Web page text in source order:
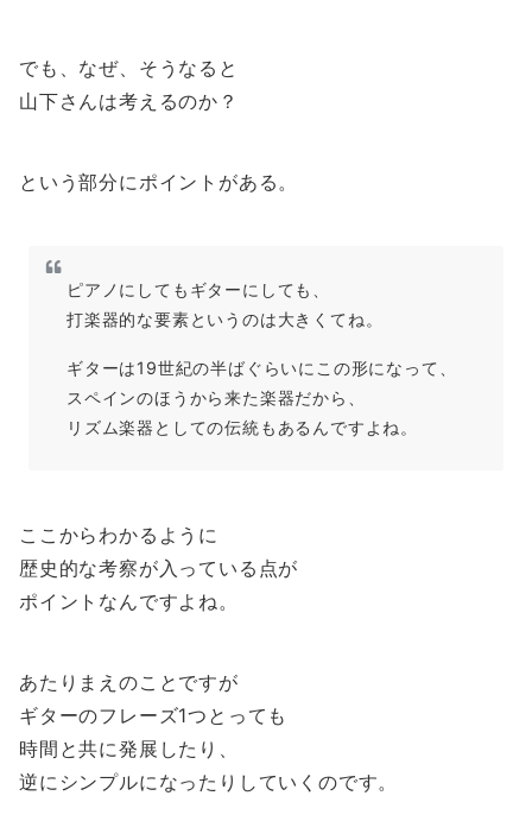
でも、なぜ、そうなると
山下さんは考えるのか？
という部分にポイントがある。
ピアノにしてもギターにしても、
打楽器的な要素というのは大きくてね。
ギターは19世紀の半ばぐらいにこの形になって、
スペインのほうから来た楽器だから、
リズム楽器としての伝統もあるんですよね。
ここからわかるように
歴史的な考察が入っている点が
ポイントなんですよね。
あたりまえのことですが
ギターのフレーズ1つとっても
時間と共に発展したり、
逆にシンプルになったりしていくのです。